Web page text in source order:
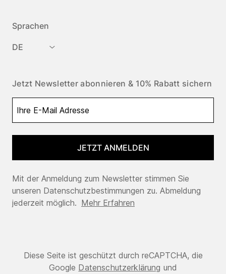
Sprachen
DE
Jetzt Newsletter abonnieren & 10% Rabatt sichern
JETZT ANMELDEN
Mit der Anmeldung zum Newsletter stimmen Sie
unseren Datenschutzbestimmungen zu. Abmeldung
jederzeit möglich. Mehr Erfahren
Diese Seite ist geschützt durch reCAPTCHA, die
Google Datenschutzerklärung und